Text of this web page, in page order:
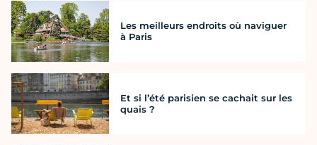
Les meilleurs endroits où naviguer
à Paris
Et si l’été parisien se cachait sur les
quais ?